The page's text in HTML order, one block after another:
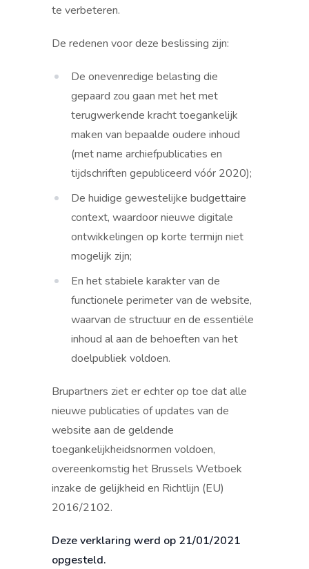
te verbeteren.
De redenen voor deze beslissing zijn:
De onevenredige belasting die
gepaard zou gaan met het met
terugwerkende kracht toegankelijk
maken van bepaalde oudere inhoud
(met name archiefpublicaties en
tijdschriften gepubliceerd vóór 2020);
De huidige gewestelijke budgettaire
context, waardoor nieuwe digitale
ontwikkelingen op korte termijn niet
mogelijk zijn;
En het stabiele karakter van de
functionele perimeter van de website,
waarvan de structuur en de essentiële
inhoud al aan de behoeften van het
doelpubliek voldoen.
Brupartners ziet er echter op toe dat alle
nieuwe publicaties of updates van de
website aan de geldende
toegankelijkheidsnormen voldoen,
overeenkomstig het Brussels Wetboek
inzake de gelijkheid en Richtlijn (EU)
2016/2102.
Deze verklaring werd op 21/01/2021
opgesteld.